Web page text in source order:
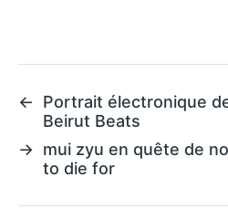
←
Portrait électronique
Beirut Beats
→ mui zyu en quête de
to die for